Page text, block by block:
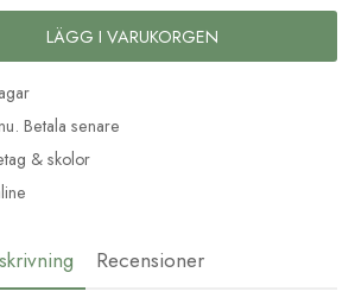
LÄGG I VARUKORGEN
Betala senare
& skolor
Recensioner